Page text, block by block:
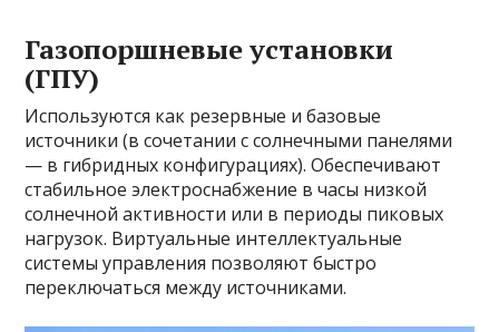
Газопоршневые установки
(ГПУ)
Используются как резервные и базовые
источники (в сочетании с солнечными панелями
— в гибридных конфигурациях). Обеспечивают
стабильное электроснабжение в часы низкой
солнечной активности или в периоды пиковых
нагрузок. Виртуальные интеллектуальные
системы управления позволяют быстро
переключаться между источниками.